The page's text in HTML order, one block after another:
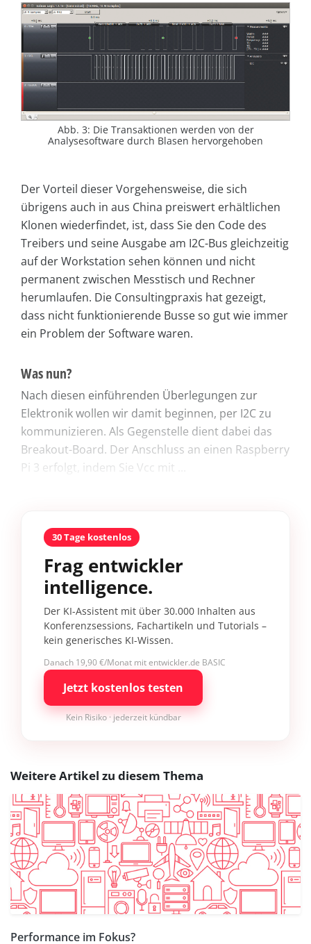
Abb. 3: Die Transaktionen werden von der
Analysesoftware durch Blasen hervorgehoben
Der Vorteil dieser Vorgehensweise, die sich
übrigens auch in aus China preiswert erhältlichen
Klonen wiederfindet, ist, dass Sie den Code des
Treibers und seine Ausgabe am I2C-Bus gleichzeitig
auf der Workstation sehen können und nicht
permanent zwischen Messtisch und Rechner
herumlaufen. Die Consultingpraxis hat gezeigt,
dass nicht funktionierende Busse so gut wie immer
ein Problem der Software waren.
Was nun?
Nach diesen einführenden Überlegungen zur
Elektronik wollen wir damit beginnen, per I2C zu
kommunizieren. Als Gegenstelle dient dabei das
Breakout-Board. Der Anschluss an einen Raspberry
Pi 3 erfolgt, indem Sie Vcc mit ...
30 Tage kostenlos
Frag entwickler
intelligence.
Der KI-Assistent mit über 30.000 Inhalten aus
Konferenzsessions, Fachartikeln und Tutorials –
kein generisches KI-Wissen.
Danach 19,90 €/Monat mit entwickler.de BASIC
Jetzt kostenlos testen
Kein Risiko · jederzeit kündbar
Weitere Artikel zu diesem Thema
Performance im Fokus?